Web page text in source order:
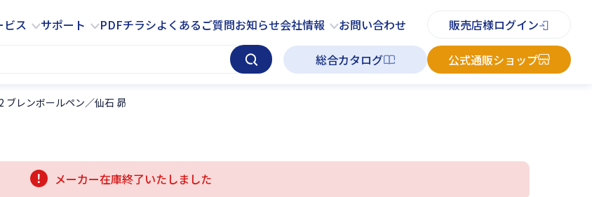
ビス サポート PDFチラシよくあるご質問お知らせ会社情報 お問い合わせ 販売店様ログイン
総合カタログ 公式通販ショップ
サービス サポート PDFチラシ よくあるご質問 お知らせ お問い合わせ
ブレンボールペン／仙石 昴
メーカー在庫終了いたしました